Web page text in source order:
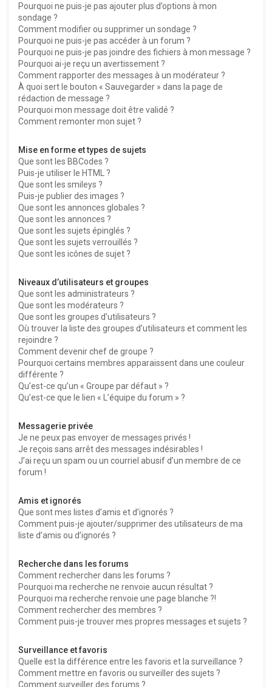
Pourquoi ne puis-je pas ajouter plus d’options à mon
sondage ?
Comment modifier ou supprimer un sondage ?
Pourquoi ne puis-je pas accéder à un forum ?
Pourquoi ne puis-je pas joindre des fichiers à mon message ?
Pourquoi ai-je reçu un avertissement ?
Comment rapporter des messages à un modérateur ?
À quoi sert le bouton « Sauvegarder » dans la page de
rédaction de message ?
Pourquoi mon message doit être validé ?
Comment remonter mon sujet ?
Mise en forme et types de sujets
Que sont les BBCodes ?
Puis-je utiliser le HTML ?
Que sont les smileys ?
Puis-je publier des images ?
Que sont les annonces globales ?
Que sont les annonces ?
Que sont les sujets épinglés ?
Que sont les sujets verrouillés ?
Que sont les icônes de sujet ?
Niveaux d’utilisateurs et groupes
Que sont les administrateurs ?
Que sont les modérateurs ?
Que sont les groupes d’utilisateurs ?
Où trouver la liste des groupes d’utilisateurs et comment les
rejoindre ?
Comment devenir chef de groupe ?
Pourquoi certains membres apparaissent dans une couleur
différente ?
Qu’est-ce qu’un « Groupe par défaut » ?
Qu’est-ce que le lien « L’équipe du forum » ?
Messagerie privée
Je ne peux pas envoyer de messages privés !
Je reçois sans arrêt des messages indésirables !
J’ai reçu un spam ou un courriel abusif d’un membre de ce
forum !
Amis et ignorés
Que sont mes listes d’amis et d’ignorés ?
Comment puis-je ajouter/supprimer des utilisateurs de ma
liste d’amis ou d’ignorés ?
Recherche dans les forums
Comment rechercher dans les forums ?
Pourquoi ma recherche ne renvoie aucun résultat ?
Pourquoi ma recherche renvoie une page blanche ?!
Comment rechercher des membres ?
Comment puis-je trouver mes propres messages et sujets ?
Surveillance et favoris
Quelle est la différence entre les favoris et la surveillance ?
Comment mettre en favoris ou surveiller des sujets ?
Comment surveiller des forums ?